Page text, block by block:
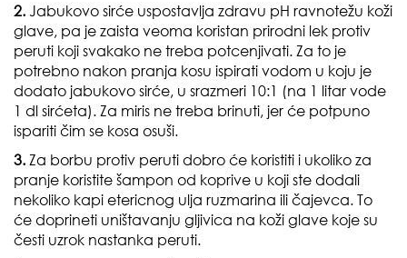
2. Jabukovo sirće uspostavlja zdravu pH ravnotežu koži
glave, pa je zaista veoma koristan prirodni lek protiv
peruti koji svakako ne treba potcenjivati. Za to je
potrebno nakon pranja kosu ispirati vodom u koju je
dodato jabukovo sirće, u srazmeri 10:1 (na 1 litar vode
1 dl sirćeta). Za miris ne treba brinuti, jer će potpuno
ispariti čim se kosa osuši.
3. Za borbu protiv peruti dobro će koristiti i ukoliko za
pranje koristite šampon od koprive u koji ste dodali
nekoliko kapi etericnog ulja ruzmarina ili čajevca. To
će doprineti uništavanju gljivica na koži glave koje su
česti uzrok nastanka peruti.